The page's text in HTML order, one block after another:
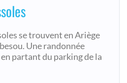
se trouvent en Ariège
Une randonnée
partant du parking de la